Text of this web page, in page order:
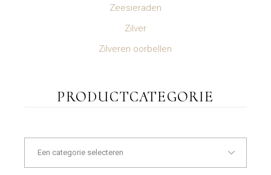
Zeesieraden
Zilver
Zilveren oorbellen
PRODUCTCATEGORIE